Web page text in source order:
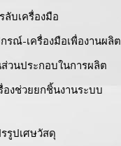
ลับเครื่องมือ
รณ์-เครื่องมือเพื่องานผลิต
วนประกอบในการผลิต
องช่วยยกชิ้นงานระบบ
รูปเศษวัสดุ